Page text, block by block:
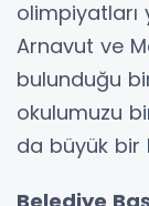
olimpiyatları
Arnavut ve
bulunduğu
okulumuzu
da büyük bir